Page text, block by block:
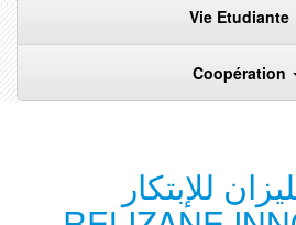
Vie Etudiante
Coopération
للإبتكار